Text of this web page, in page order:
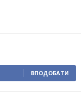
ВПОДОБАТИ